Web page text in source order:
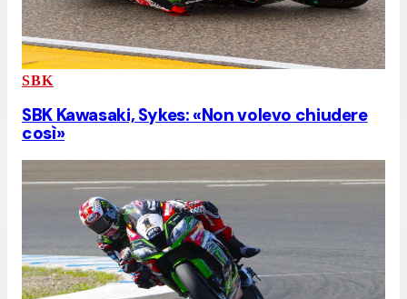
SBK
SBK Kawasaki, Sykes: «Non volevo chiudere
così»